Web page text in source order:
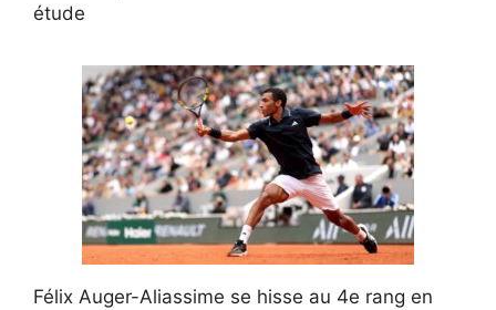
étude
Félix Auger-Aliassime se hisse au 4e rang en